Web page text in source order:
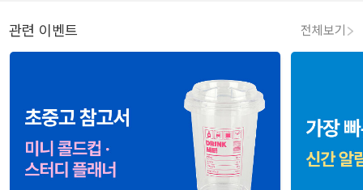
관련 이벤트 전체보기